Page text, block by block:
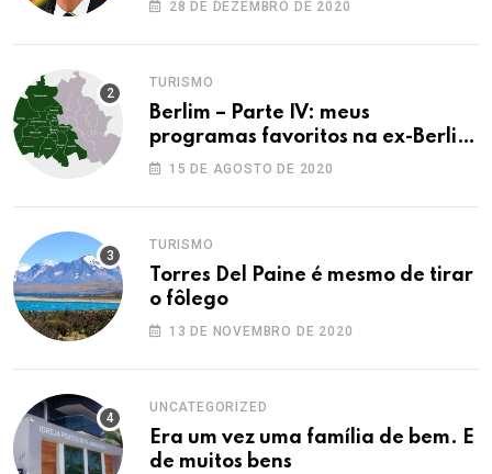
28 DE DEZEMBRO DE 2020
TURISMO
Berlim – Parte IV: meus
programas favoritos na ex-Berlim
Ocidental
15 DE AGOSTO DE 2020
TURISMO
Torres Del Paine é mesmo de tirar
o fôlego
13 DE NOVEMBRO DE 2020
UNCATEGORIZED
Era um vez uma família de bem. E
de muitos bens